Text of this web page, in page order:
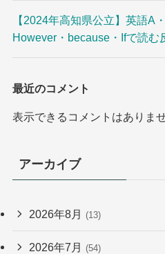
【2024年高知県公立】英語A
However・because・Ifで読む
最近のコメント
表示できるコメントはありませ
アーカイブ
2026年8月 (13)
2026年7月 (54)